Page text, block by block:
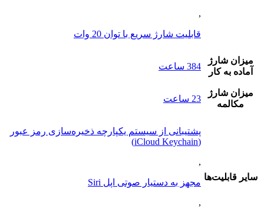
,
قابلیت شارژ سریع با توان 20 وات
ميزان شارژ
آماده به کار
384 ساعت
ميزان شارژ
مکالمه
23 ساعت
ساير قابليت‌ها
پشتیبانی از سیستم یکپارچه ذخیره‌سازی رمز عبور
(iCloud Keychain)
,
مجهز به دستیار صوتی اپل Siri
,